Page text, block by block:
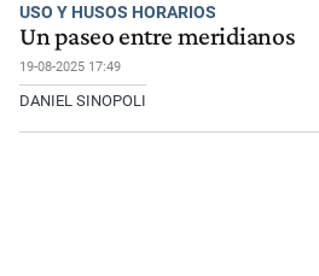
USO Y HUSOS HORARIOS
Un paseo entre meridianos
19-08-2025 17:49
DANIEL SINOPOLI